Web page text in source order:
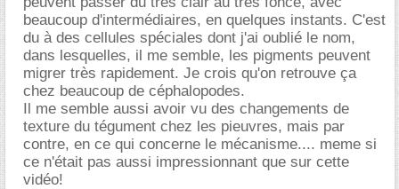
beaucoup d'intermédiaires, en quelques instants. C'est
du à des cellules spéciales dont j'ai oublié le nom,
dans lesquelles, il me semble, les pigments peuvent
migrer très rapidement. Je crois qu'on retrouve ça
chez beaucoup de céphalopodes.
Il me semble aussi avoir vu des changements de
texture du tégument chez les pieuvres, mais par
contre, en ce qui concerne le mécanisme.... meme si
ce n'était pas aussi impressionnant que sur cette
vidéo!